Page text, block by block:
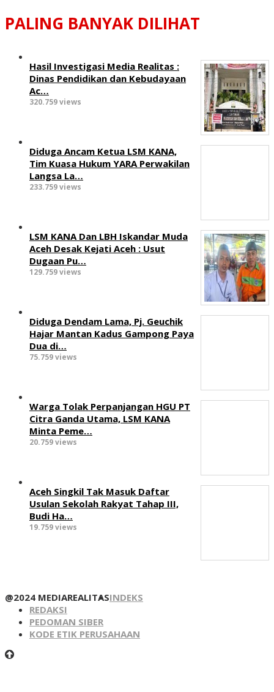
PALING BANYAK DILIHAT
Hasil Investigasi Media Realitas :
‎Dinas Pendidikan dan Kebudayaan
Ac…
320.759 views
Diduga Ancam Ketua LSM KANA,
Tim Kuasa Hukum YARA Perwakilan
Langsa La…
233.759 views
LSM KANA Dan LBH Iskandar Muda
Aceh Desak Kejati Aceh : Usut
Dugaan Pu…
129.759 views
Diduga Dendam Lama, Pj. Geuchik
Hajar Mantan Kadus Gampong Paya
Dua di…
75.759 views
Warga Tolak Perpanjangan HGU PT
Citra Ganda Utama, LSM KANA
Minta Peme…
20.759 views
Aceh Singkil Tak Masuk Daftar
Usulan Sekolah Rakyat Tahap III,
Budi Ha…
19.759 views
@2024 MEDIAREALITASINDEKS
REDAKSI
PEDOMAN SIBER
KODE ETIK PERUSAHAAN